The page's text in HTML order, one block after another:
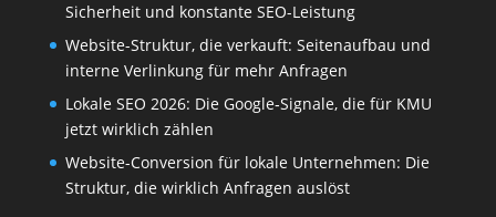
Sicherheit und konstante SEO-Leistung
Website-Struktur, die verkauft: Seitenaufbau und
interne Verlinkung für mehr Anfragen
Lokale SEO 2026: Die Google‑Signale, die für KMU
jetzt wirklich zählen
Website-Conversion für lokale Unternehmen: Die
Struktur, die wirklich Anfragen auslöst